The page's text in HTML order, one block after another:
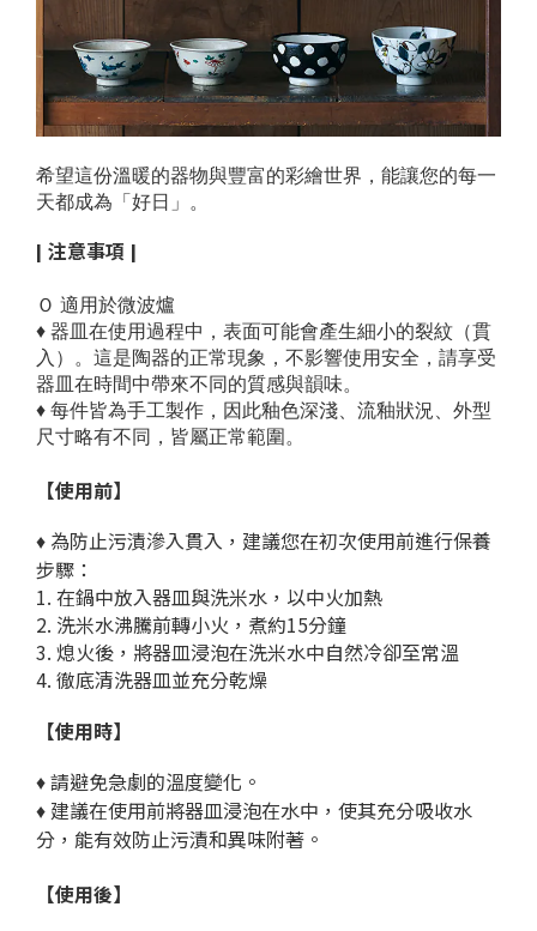
希望這份溫暖的器物與豐富的彩繪世界，能讓您的每一
天都成為「好日」。
| 注意事項 |
Ｏ 適用於微波爐
♦ 器皿在使用過程中，表面可能會產生細小的裂紋（貫
入）。這是陶器的正常現象，不影響使用安全，請享受
器皿在時間中帶來不同的質感與韻味。
♦ 每件皆為手工製作，因此釉色深淺、流釉狀況、外型
尺寸略有不同，皆屬正常範圍。
【使用前】
♦ 為防止污漬滲入貫入，建議您在初次使用前進行保養
步驟：
1. 在鍋中放入器皿與洗米水，以中火加熱
2. 洗米水沸騰前轉小火，煮約15分鐘
3. 熄火後，將器皿浸泡在洗米水中自然冷卻至常溫
4. 徹底清洗器皿並充分乾燥
【使用時】
♦ 請避免急劇的溫度變化。
♦ 建議在使用前將器皿浸泡在水中，使其充分吸收水
分，能有效防止污漬和異味附著。
【使用後】